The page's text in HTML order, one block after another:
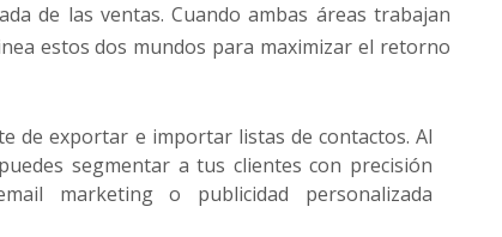
de las ventas. Cuando ambas áreas trabajan
estos dos mundos para maximizar el retorno
de exportar e importar listas de contactos. Al
segmentar a tus clientes con precisión
marketing o publicidad personalizada